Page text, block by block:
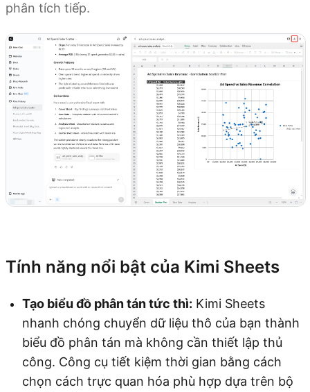
phân tích tiếp.
Tính năng nổi bật của Kimi Sheets
Tạo biểu đồ phân tán tức thì: Kimi Sheets
nhanh chóng chuyển dữ liệu thô của bạn thành
biểu đồ phân tán mà không cần thiết lập thủ
công. Công cụ tiết kiệm thời gian bằng cách
chọn cách trực quan hóa phù hợp dựa trên bộ